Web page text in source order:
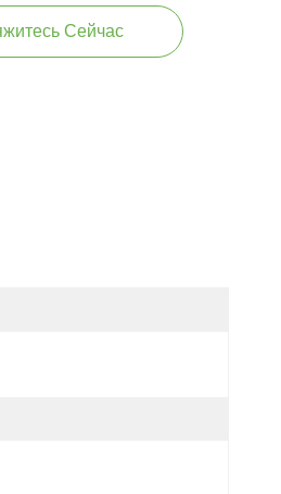
Сейчас